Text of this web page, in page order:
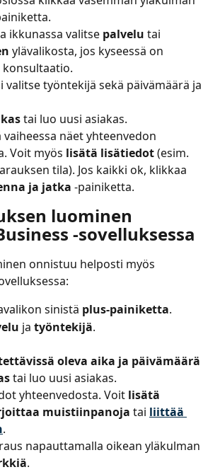
ikkunassa valitse palvelu tai
ylävalikosta, jos kyseessä on
valitse työntekijä sekä päivämäärä ja
tai luo uusi asiakas.
vaiheessa näet yhteenvedon
Voit myös lisätä lisätiedot (esim.
tila). Jos kaikki ok, klikkaa
ja jatka -painiketta.
luominen
-sovelluksessa
onnistuu helposti myös
sinistä plus-painiketta.
ja työntekijä.
oleva aika ja päivämäärä
tai luo uusi asiakas.
yhteenvedosta. Voit lisätä
muistiinpanoja tai liittää
.
napauttamalla oikean yläkulman
.